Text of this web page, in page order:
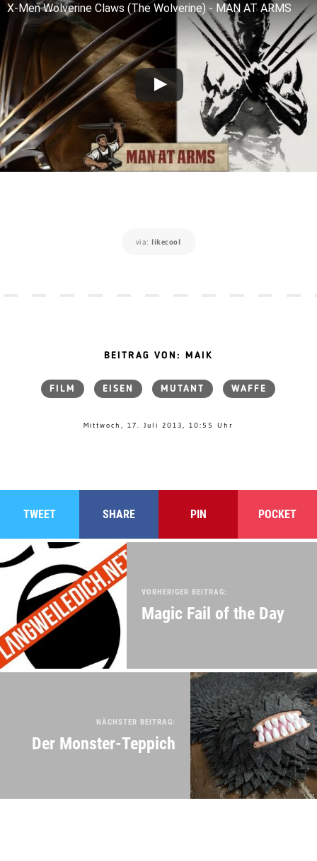
X-Men Wolverine Claws (The Wolverine) - MAN AT ARMS
via: likecool
BEITRAG VON: MAIK
FILM EISEN MUTANT WAFFE
Mittwoch, 17. Juli 2013, 10:55 Uhr
TWEET SHARE PIN POCKET
VORHERIGER BEITRAG:
Magic Fail of the Day
NÄCHSTER BEITRAG:
Der Monster-Teppich